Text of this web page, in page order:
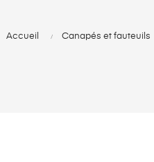
Accueil Canapés et fauteuils